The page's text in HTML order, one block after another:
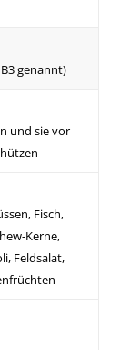
genannt)
und sie vor
Fisch,
Kerne,
Feldsalat,